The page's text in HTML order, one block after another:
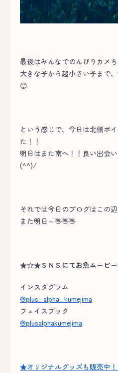
最後はみんなでのんびりカメ
大きな子から超小さい子まで
😊
という感じで、今日は北側ポ
た！！
明日はまた南へ！！良い出会
(^^)/
それでは今日のブログはこの辺
また明日～👋👋👋
★☆★ＳＮＳにてお魚ムービ
インスタグラム
@plus_alpha_kumejima
フェイスブック
@plusalphakumejima
★オリジナルグッズも販売中